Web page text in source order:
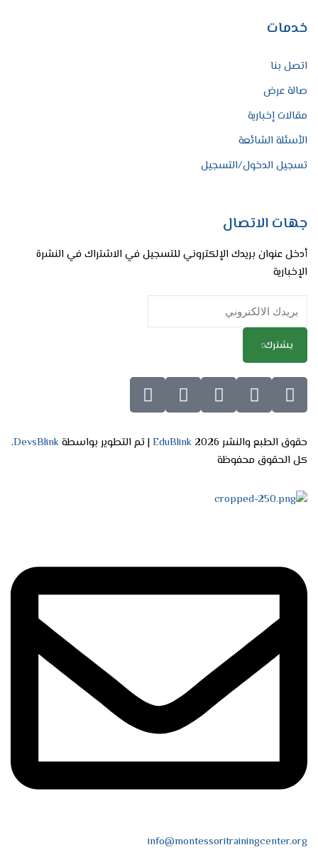
خدمات
اتصل بنا
صالة عرض
مقالات إخبارية
الأسئلة الشائعة
تسجيل الدخول/التسجيل
جهات الاتصال
أدخل عنوان بريدك الإلكتروني للتسجيل في الاشتراك في النشرة
الإخبارية
يشترك
حقوق الطبع والنشر 2026 EduBlink| تم التطوير بواسطةDevsBlink
.
كل الحقوق محفوظة
info@montessoritrainingcenter.org